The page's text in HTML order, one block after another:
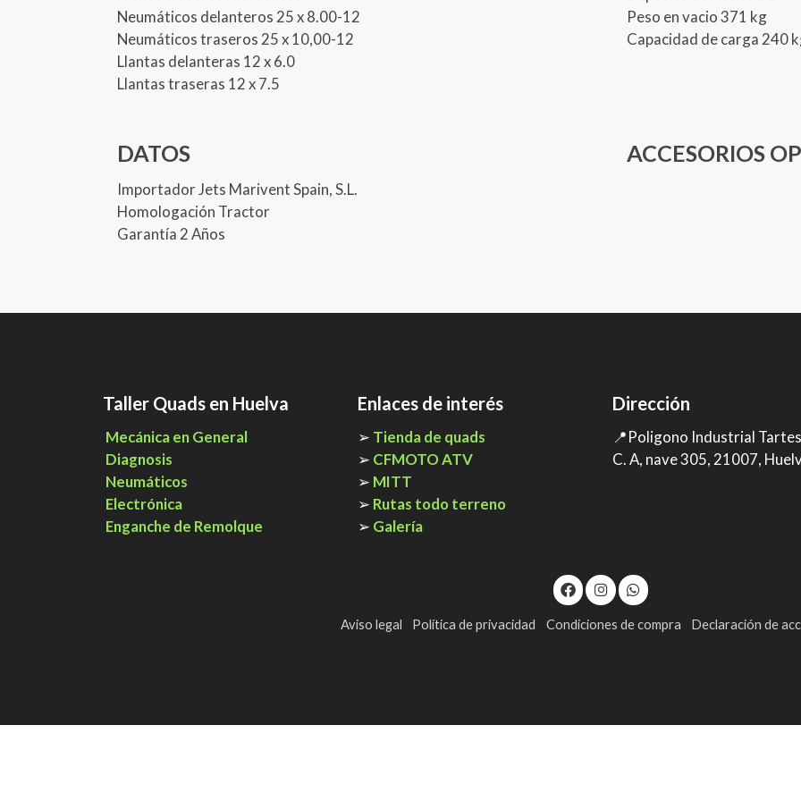
Neumáticos delanteros 25 x 8.00-12
Neumáticos traseros 25 x 10,00-12
Llantas delanteras 12 x 6.0
Llantas traseras 12 x 7.5
Peso en vacio 371 kg
Capacidad de carga 240
DATOS
Importador Jets Marivent Spain, S.L.
Homologación Tractor
Garantía 2 Años
ACCESORIOS
Taller Quads en Huelva
Mecánica en General
Diagnosis
Neumáticos
Electrónica
Enganche de Remolque
Enlaces de interés
➢ Tienda de quads
➢ CFMOTO ATV
➢ MITT
➢ Rutas todo terreno
➢ Galería
Dirección
📍Poligono Industrial
C. A, nave 305, 21007,
Aviso legal Política de privacidad Condiciones de compra Declaración de